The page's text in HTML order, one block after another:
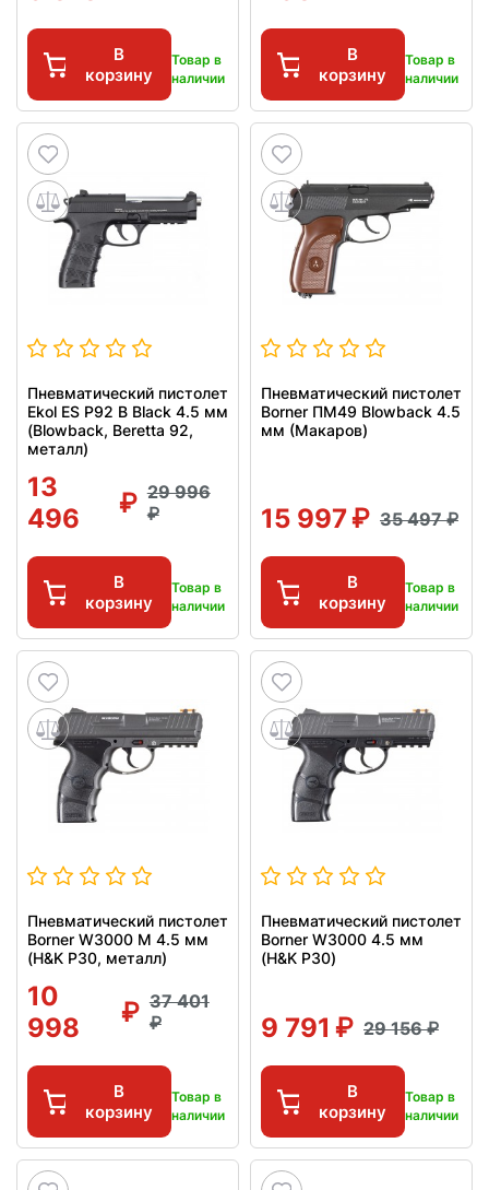
В
корзину
Товар в
наличии
В
корзину
Товар в
наличии
Пневматический пистолет
Ekol ES P92 B Black 4.5 мм
(Blowback, Beretta 92,
металл)
13
496
29 996
В
корзину
Товар в
наличии
Пневматический пистолет
Borner ПМ49 Blowback 4.5
мм (Макаров)
15 997 35 497
В
корзину
Товар в
наличии
Пневматический пистолет
Borner W3000 M 4.5 мм
(H&K P30, металл)
10
998
37 401
В
корзину
Товар в
наличии
Пневматический пистолет
Borner W3000 4.5 мм
(H&K P30)
9 791 29 156
В
корзину
Товар в
наличии